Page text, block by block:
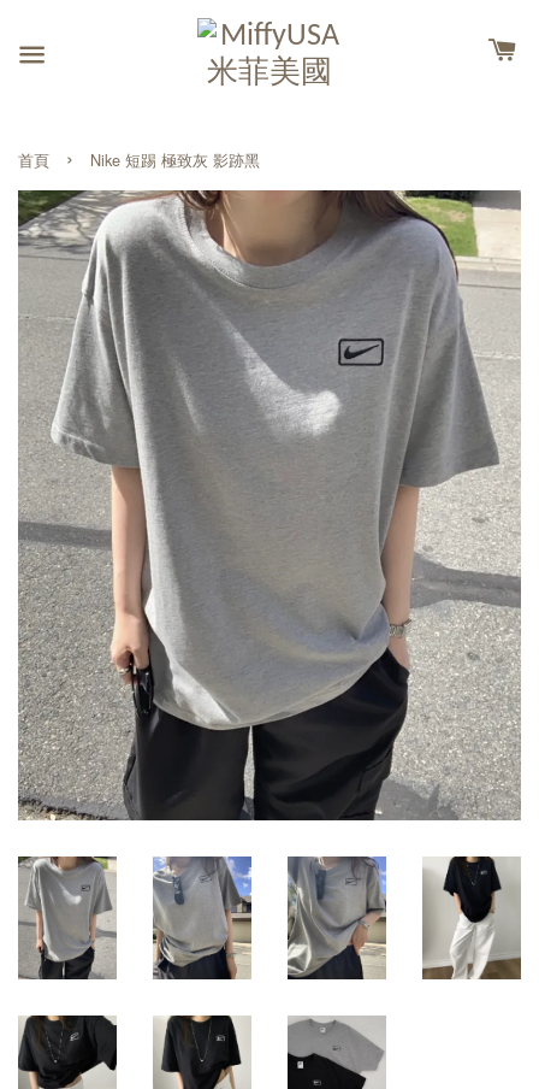
首頁 › Nike 短踢 極致灰 影跡黑